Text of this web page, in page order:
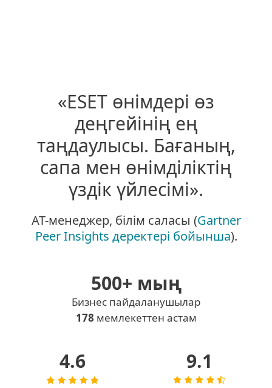
«ESET өнімдері өз
деңгейінің ең
таңдаулысы. Бағаның,
сапа мен өнімділіктің
үздік үйлесімі».
АТ-менеджер, білім саласы (Gartner
Peer Insights деректері бойынша).
500+ мың
Бизнес пайдаланушылар
178 мемлекеттен астам
4.6 9.1